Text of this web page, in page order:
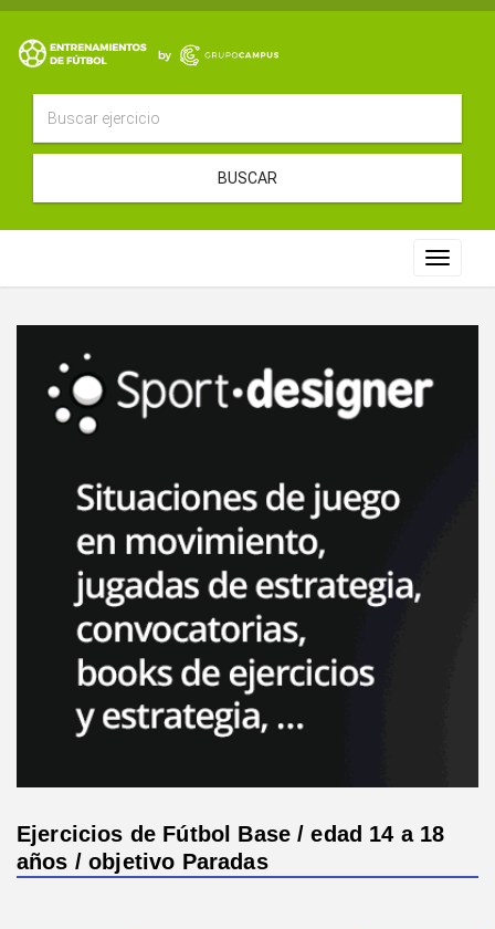
BUSCAR
Toggle
Ejercicios de Fútbol Base / edad 14 a 18
años / objetivo Paradas